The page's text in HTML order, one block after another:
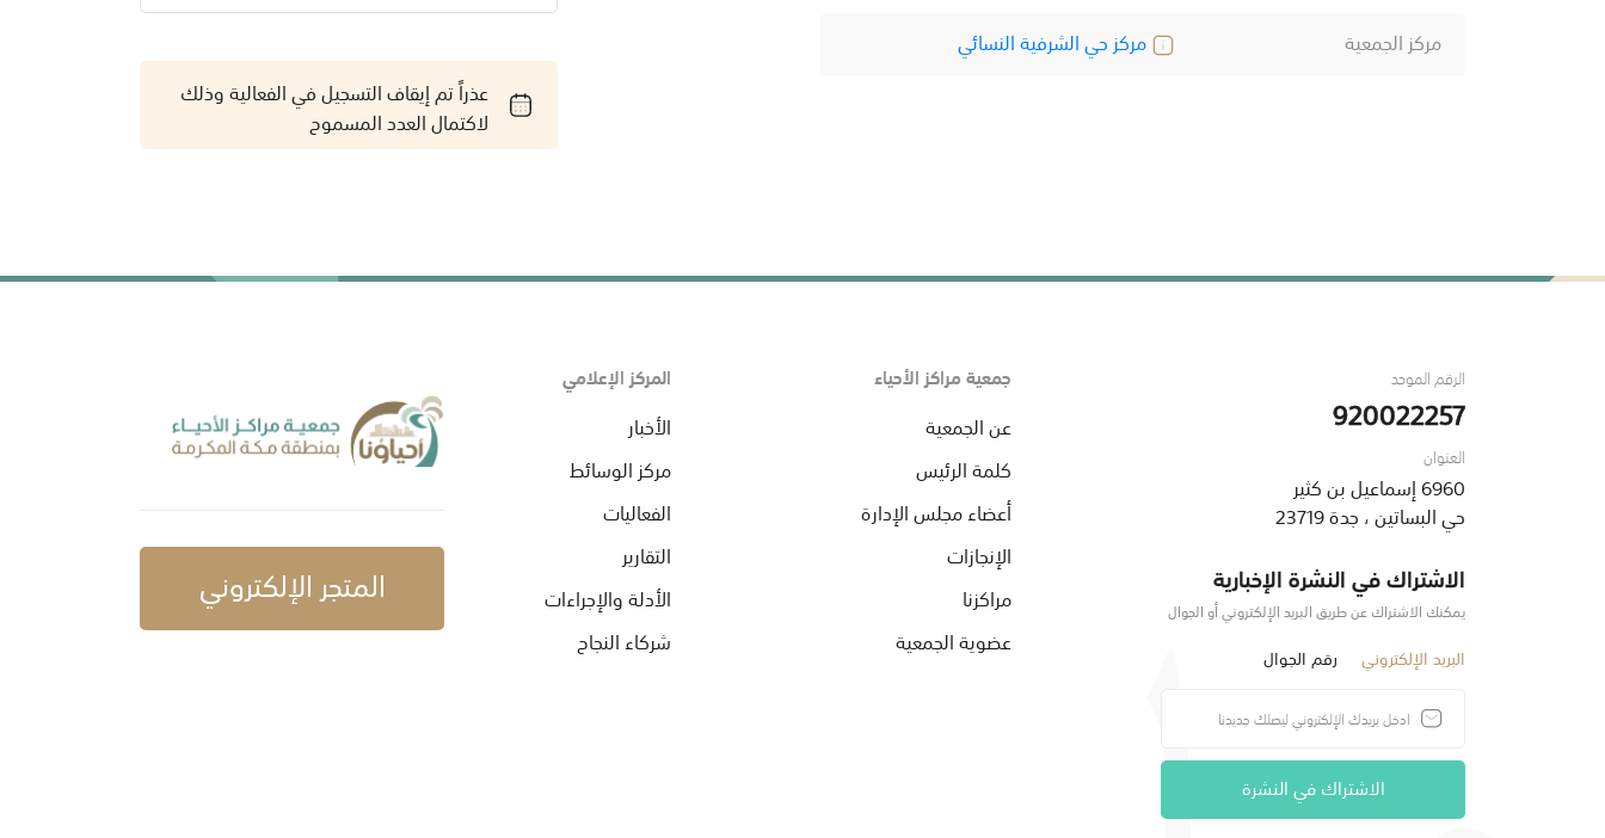
مركز الجمعية
مركز حي الشرفية النسائي
عذراً تم إيقاف التسجيل في الفعالية وذلك
لاكتمال العدد المسموح
الرقم الموحد
920022257
العنوان
6960 إسماعيل بن كثير
حي البساتين ، جدة 23719
الاشتراك في النشرة الإخبارية
يمكنك الاشتراك عن طريق البريد الإلكتروني أو الجوال
البريد الإلكتروني رقم الجوال
الاشتراك في النشرة
جمعية مراكز الأحياء
عن الجمعية
كلمة الرئيس
أعضاء مجلس الإدارة
الإنجازات
مراكزنا
عضوية الجمعية
المركز الإعلامي
الأخبار
مركز الوسائط
الفعاليات
التقارير
الأدلة والإجراءات
شركاء النجاح
المتجر الإلكتروني